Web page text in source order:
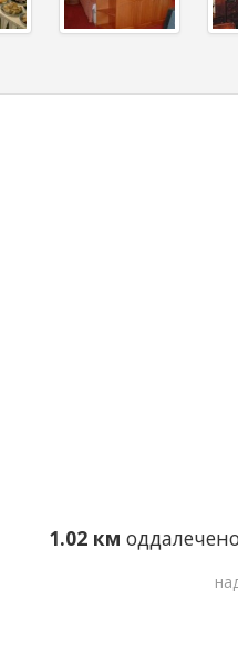
1.02 км